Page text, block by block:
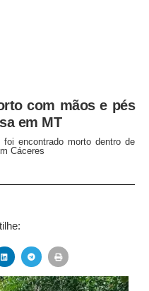
com mãos e pés
em MT
encontrado morto dentro de
Cáceres